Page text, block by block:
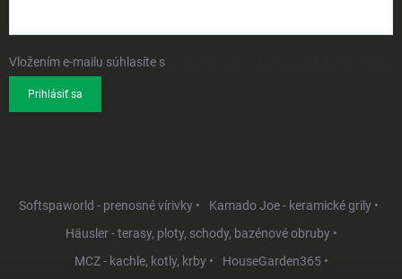
Vložením e-mailu súhlasíte s
Prihlásiť sa
Softspaworld - prenosné vírivky •
Kamado Joe - keramické grily •
Häusler - terasy, ploty, schody, bazénové obruby •
MCZ - kachle, kotly, krby •
HouseGarden365 •